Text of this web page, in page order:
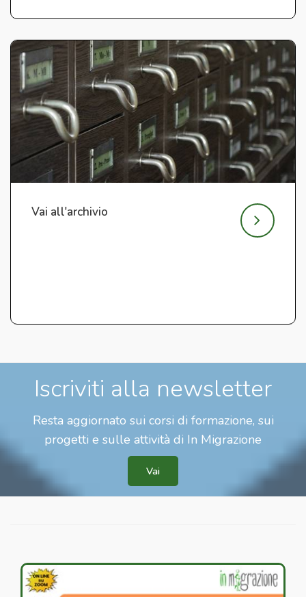
Vai all'archivio
Iscriviti alla newsletter
Resta aggiornato sui corsi di formazione, sui
progetti e sulle attività di In Migrazione
Vai